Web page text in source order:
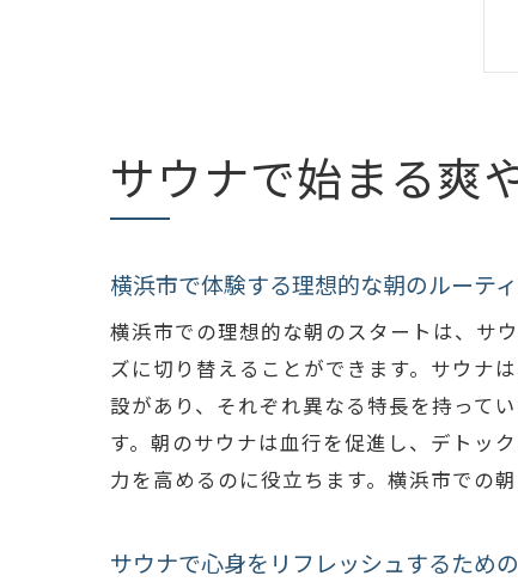
サウナで始まる爽
横浜市で体験する理想的な朝のルーテ
横浜市での理想的な朝のスタートは、サ
ズに切り替えることができます。サウナ
設があり、それぞれ異なる特長を持って
す。朝のサウナは血行を促進し、デトッ
力を高めるのに役立ちます。横浜市での
サウナで心身をリフレッシュするため